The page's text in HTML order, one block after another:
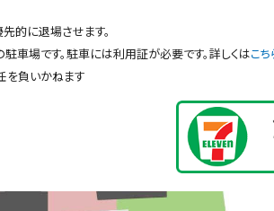
的に退場させます。
場です。駐車には利用証が必要です。詳しくはこち
を負いかねます